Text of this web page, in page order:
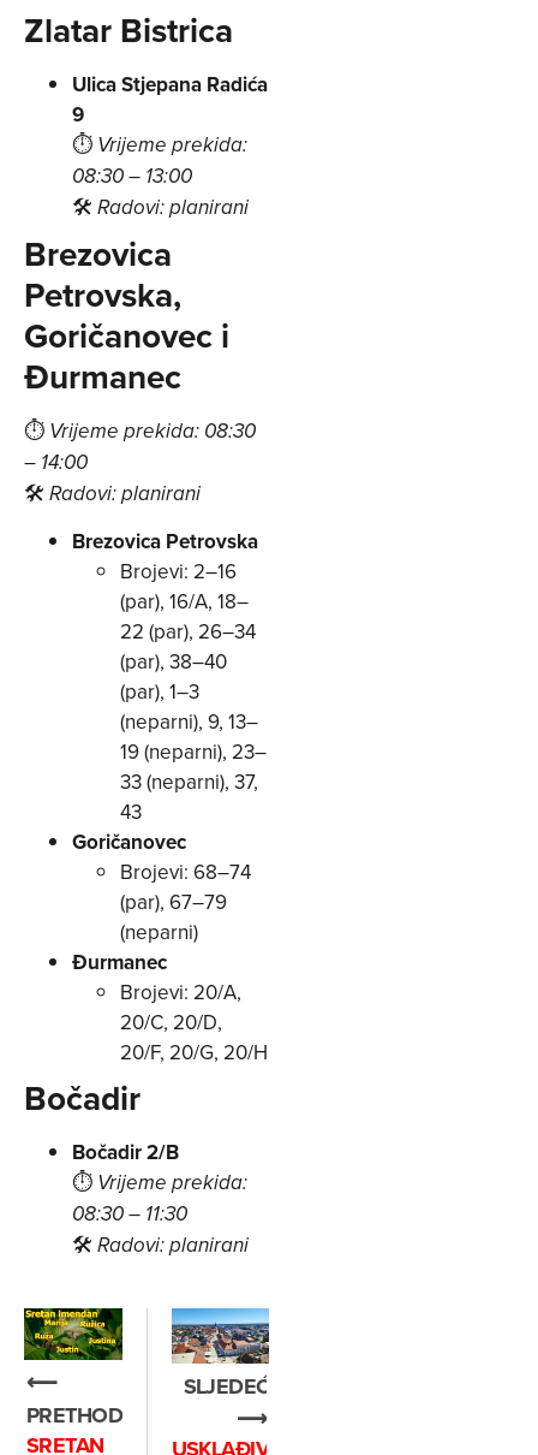
Zlatar Bistrica
Ulica Stjepana Radića
9
⏱ Vrijeme prekida:
08:30 – 13:00
🛠 Radovi: planirani
Brezovica
Petrovska,
Goričanovec i
Đurmanec
⏱ Vrijeme prekida: 08:30
– 14:00
🛠 Radovi: planirani
Brezovica Petrovska
Brojevi: 2–16
(par), 16/A, 18–
22 (par), 26–34
(par), 38–40
(par), 1–3
(neparni), 9, 13–
19 (neparni), 23–
33 (neparni), 37,
43
Goričanovec
Brojevi: 68–74
(par), 67–79
(neparni)
Đurmanec
Brojevi: 20/A,
20/C, 20/D,
20/F, 20/G, 20/H
Bočadir
Bočadir 2/B
⏱ Vrijeme prekida:
08:30 – 11:30
🛠 Radovi: planirani
⟵
PRETHODNO
SRETAN
SLJEDEĆE
⟶